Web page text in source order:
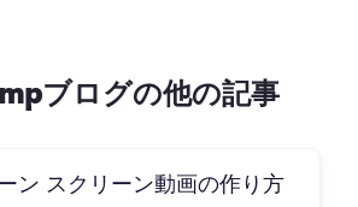
ブログの他の記事
ン スクリーン動画の作り方